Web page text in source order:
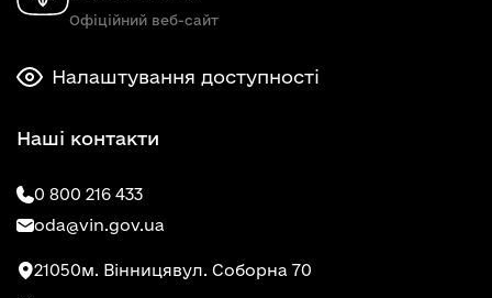
Офіційний веб-сайт
Налаштування доступності
Наші контакти
0 800 216 433
oda@vin.gov.ua
21050м. Вінницявул. Соборна 70